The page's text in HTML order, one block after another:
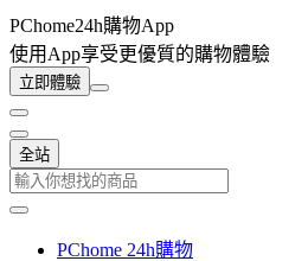
PChome24h購物App
使用App享受更優質的購物體驗
立即體驗
全站
PChome 24h購物